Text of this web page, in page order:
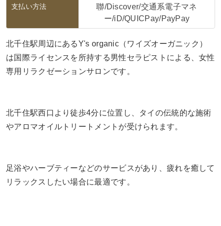
支払い方法
聯/Discover/交通系電子マネ
ー/iD/QUICPay/PayPay
北千住駅周辺にあるY's organic（ワイズオーガニック）
は国際ライセンスを所持する男性セラピストによる、女性
専用リラクゼーションサロンです。
北千住駅西口より徒歩4分に位置し、タイの伝統的な施術
やアロマオイルトリートメントが受けられます。
足浴やハーブティーなどのサービスがあり、疲れを癒して
リラックスしたい場合に最適です。